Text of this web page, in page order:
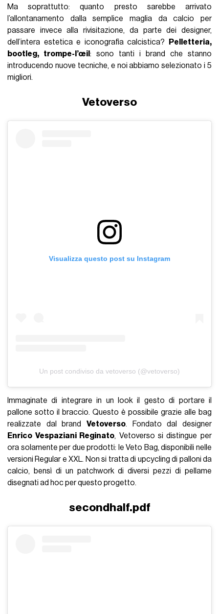
Ma soprattutto: quanto presto sarebbe arrivato
l’allontanamento dalla semplice maglia da calcio per
passare invece alla rivisitazione, da parte dei designer,
dell’intera estetica e iconografia calcistica?
Pelletteria,
bootleg, trompe-l’œil: sono tanti i brand che stanno
introducendo nuove tecniche, e noi abbiamo selezionato i 5
migliori.
Vetoverso
Visualizza questo post su Instagram
Un post condiviso da vetoverso (@vetoverso)
Immaginate di integrare in un look il gesto di portare il
pallone sotto il braccio. Questo è possibile grazie alle bag
realizzate dal brand Vetoverso. Fondato dal designer
Enrico Vespaziani Reginato, Vetoverso si distingue per
ora solamente per due prodotti: le Veto Bag, disponibili nelle
versioni Regular e XXL. Non si tratta di upcycling di palloni da
calcio, bensì di un patchwork di diversi pezzi di pellame
disegnati ad hoc per questo progetto.
secondhalf.pdf